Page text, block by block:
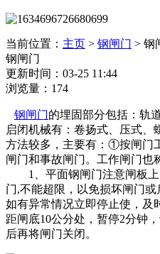
当前位置： 主页 > 钢闸门 > 钢
钢闸门
更新时间：03-25 11:44
浏览量：174
钢闸门的埋固部分包括：轨
启闭机械有：卷扬式、压式
方法较多，主要有：①按闸门
闸门和事故闸门。工作闸门也
1、平面钢闸门注意闸板上
门,不能超限，以免损坏闸门
如有异常情况立即停止使，及
距闸底10公分处，暂停2分钟
后再将闸门关闭。